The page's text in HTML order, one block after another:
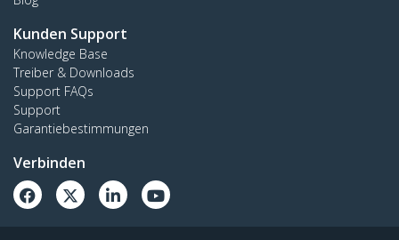
Kunden Support
Knowledge Base
Treiber & Downloads
Support FAQs
Support
Garantiebestimmungen
Verbinden